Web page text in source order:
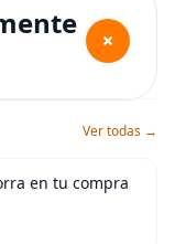
+
Ver todas →
en tu compra